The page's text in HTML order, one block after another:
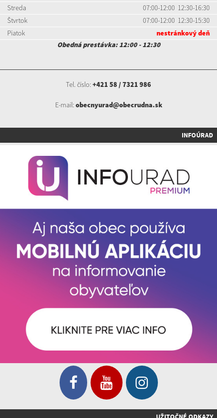
Streda
07:00-12:00 12:30-16:30
Štvrtok
07:00-12:00 12:30-15:30
Piatok
nestránkový deň
Obedná prestávka: 12:00 - 12:30
Tel. číslo: +421 58 / 7321 986
E-mail: obecnyurad@obecrudna.sk
INFOÚRAD